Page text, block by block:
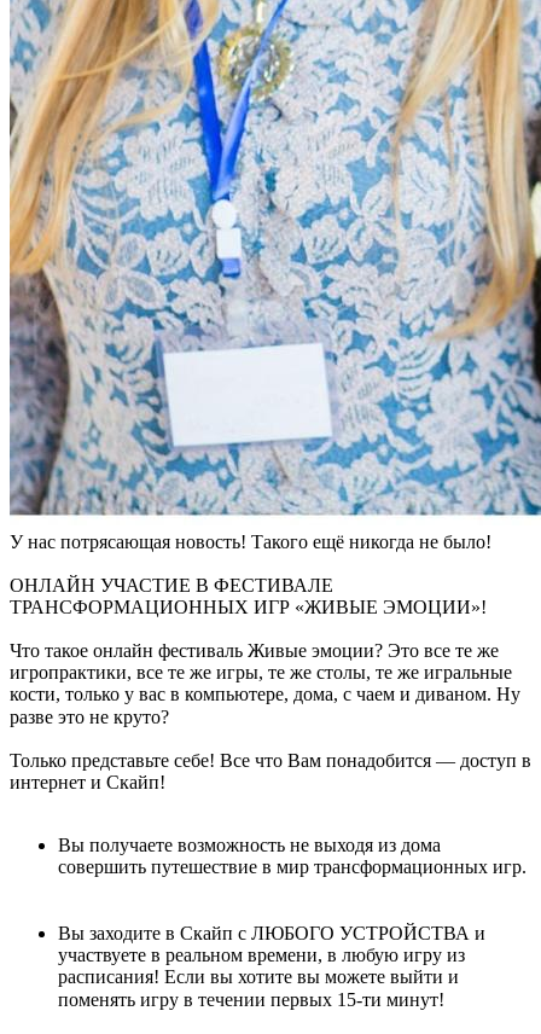
У нас потрясающая новость! Такого ещё никогда не было! ⠀
ОНЛАЙН УЧАСТИЕ В ФЕСТИВАЛЕ
ТРАНСФОРМАЦИОННЫХ ИГР «ЖИВЫЕ ЭМОЦИИ»!
Что такое онлайн фестиваль Живые эмоции? Это все те же
игропрактики, все те же игры, те же столы, те же игральные
кости, только у вас в компьютере, дома, с чаем и диваном. Ну
разве это не круто? ⠀
Только представьте себе! Все что Вам понадобится — доступ в
интернет и Скайп!
Вы получаете возможность не выходя из дома
совершить путешествие в мир трансформационных игр.
Вы заходите в Скайп с ЛЮБОГО УСТРОЙСТВА и
участвуете в реальном времени, в любую игру из
расписания! Если вы хотите вы можете выйти и
поменять игру в течении первых 15-ти минут! ⠀